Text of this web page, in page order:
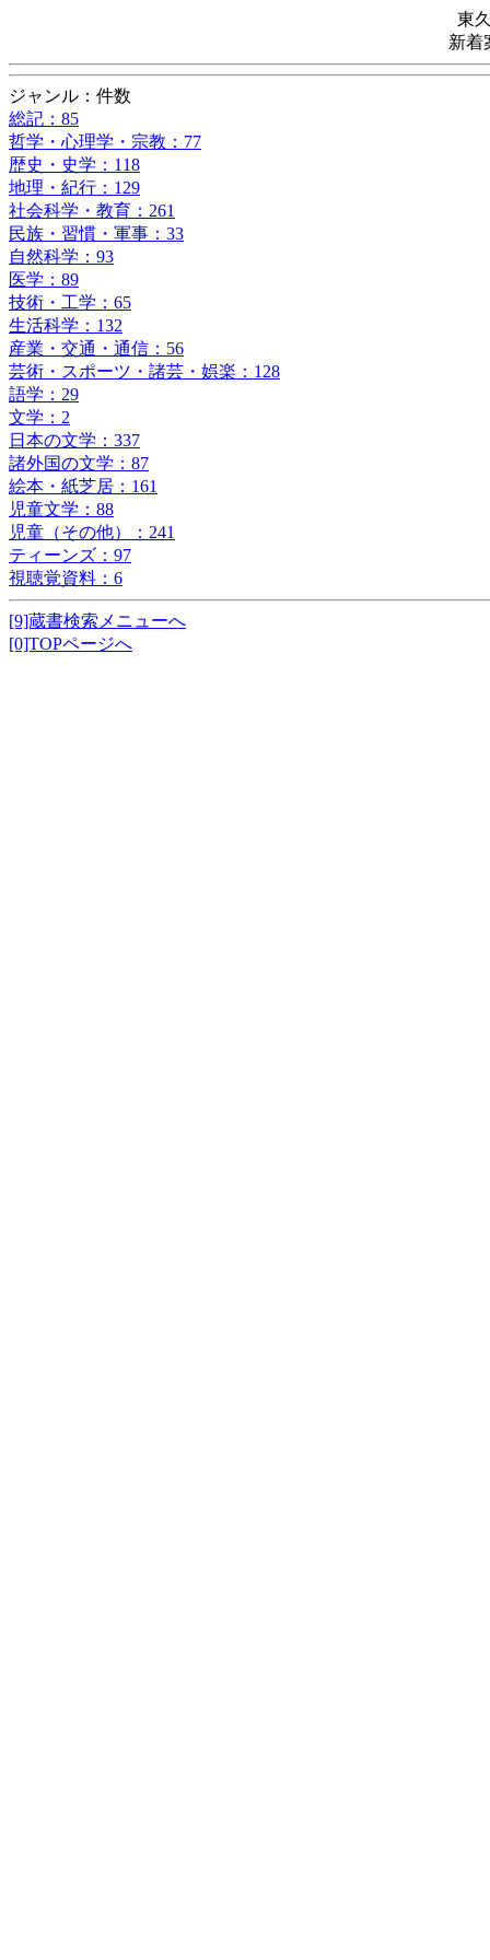
東
新着
ジャンル：件数
総記：85
哲学・心理学・宗教：77
歴史・史学：118
地理・紀行：129
社会科学・教育：261
民族・習慣・軍事：33
自然科学：93
医学：89
技術・工学：65
生活科学：132
産業・交通・通信：56
芸術・スポーツ・諸芸・娯楽：128
語学：29
文学：2
日本の文学：337
諸外国の文学：87
絵本・紙芝居：161
児童文学：88
児童（その他）：241
ティーンズ：97
視聴覚資料：6
[9]蔵書検索メニューへ
[0]TOPページへ